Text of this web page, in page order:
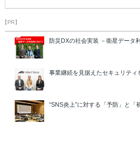
【PR】
防災DXの社会実装 －衛星データ
事業継続を見据えたセキュリティ
“SNS炎上”に対する「予防」と「